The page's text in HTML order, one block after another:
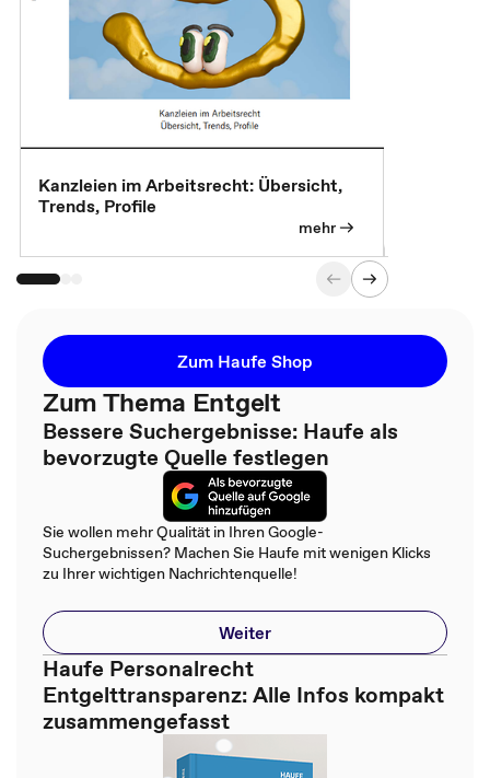
Kanzleien im Arbeitsrecht: Übersicht,
Trends, Profile
mehr
Zum Haufe Shop
Zum Thema Entgelt
Bessere Suchergebnisse: Haufe als
bevorzugte Quelle festlegen
Sie wollen mehr Qualität in Ihren Google-
Suchergebnissen? Machen Sie Haufe mit wenigen Klicks
zu Ihrer wichtigen Nachrichtenquelle!
Weiter
Haufe Personalrecht
Entgelttransparenz: Alle Infos kompakt
zusammengefasst